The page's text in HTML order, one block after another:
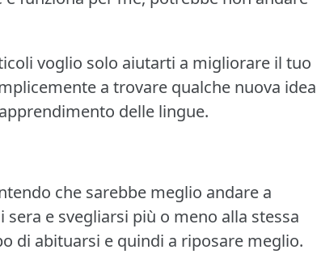
voglio solo aiutarti a migliorare il tuo
a trovare qualche nuova idea
delle lingue.
che sarebbe meglio andare a
e svegliarsi più o meno alla stessa
di abituarsi e quindi a riposare meglio.